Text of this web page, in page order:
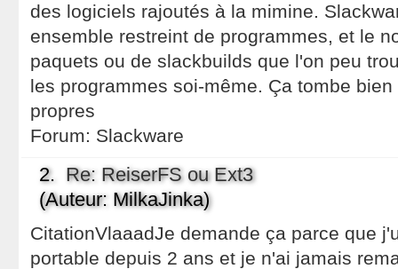
des logiciels rajoutés à la mimine.
ensemble restreint de programmes, et le
paquets ou de slackbuilds que l'on peu
les programmes soi-même. Ça tombe
propres
Forum: Slackware
2. Re: ReiserFS ou Ext3
(Auteur: MilkaJinka)
CitationVlaaadJe demande ça parce que
portable depuis 2 ans et je n'ai jamais